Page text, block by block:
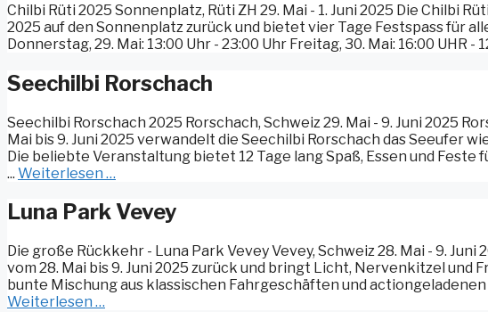
Chilbi Rüti 2025 Sonnenplatz, Rüti ZH 29. Mai - 1. Juni 2025 Die Chilbi
2025 auf den Sonnenplatz zurück und bietet vier Tage Festspass für
Donnerstag, 29. Mai: 13:00 Uhr - 23:00 Uhr Freitag, 30. Mai: 16:00 UHR -
Seechilbi Rorschach
Seechilbi Rorschach 2025 Rorschach, Schweiz 29. Mai - 9. Juni 2025
Mai bis 9. Juni 2025 verwandelt die Seechilbi Rorschach das Seeufer
Die beliebte Veranstaltung bietet 12 Tage lang Spaß, Essen und
... Weiterlesen …
Luna Park Vevey
Die große Rückkehr - Luna Park Vevey Vevey, Schweiz 28. Mai - 9.
vom 28. Mai bis 9. Juni 2025 zurück und bringt Licht, Nervenkitzel und
bunte Mischung aus klassischen Fahrgeschäften und
Weiterlesen …